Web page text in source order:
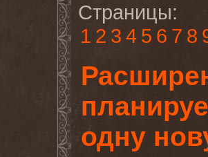
Страницы:
1 2 3 4 5 6 7 8
одну